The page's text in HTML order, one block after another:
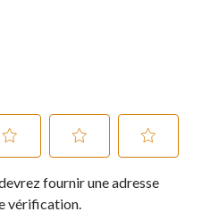
pour
évaluer
pour
fournir une adresse
vérification.